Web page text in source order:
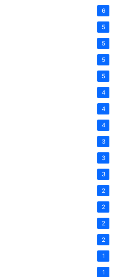
6
5
5
5
5
4
4
4
3
3
3
2
2
2
2
1
1